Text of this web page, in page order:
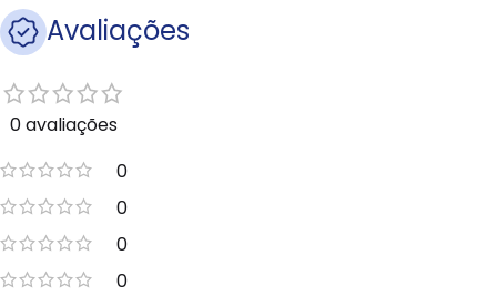
Avaliações
0 avaliações
0
0
0
0